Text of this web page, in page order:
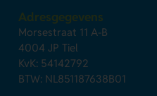
Adresgegevens
Morsestraat 11 A-B
4004 JP Tiel
KvK: 54142792
BTW: NL851187638B01